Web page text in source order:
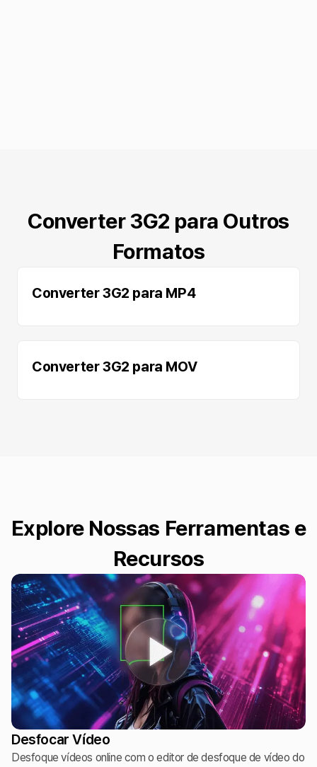
Converter 3G2 para Outros
Formatos
Converter 3G2 para MP4
Converter 3G2 para MOV
Explore Nossas Ferramentas e
Recursos
Desfocar Vídeo
Desfoque vídeos online com o editor de desfoque de vídeo do